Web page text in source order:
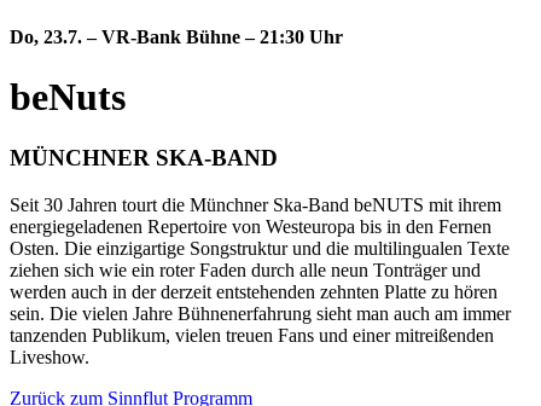
Do, 23.7.–VR-Bank Bühne–21:30 Uhr
beNuts
MÜNCHNER SKA-BAND
Seit 30 Jahren tourt die Münchner Ska-Band beNUTS mit ihrem
energiegeladenen Repertoire von Westeuropa bis in den Fernen
Osten. Die einzigartige Songstruktur und die multilingualen Texte
ziehen sich wie ein roter Faden durch alle neun Tonträger und
werden auch in der derzeit entstehenden zehnten Platte zu hören
sein. Die vielen Jahre Bühnenerfahrung sieht man auch am immer
tanzenden Publikum, vielen treuen Fans und einer mitreißenden
Liveshow.
Zurück zum Sinnflut Programm